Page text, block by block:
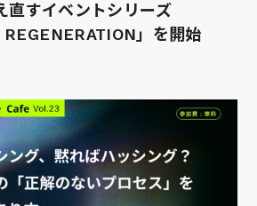
直すイベントシリーズ
REGENERATION」を開始